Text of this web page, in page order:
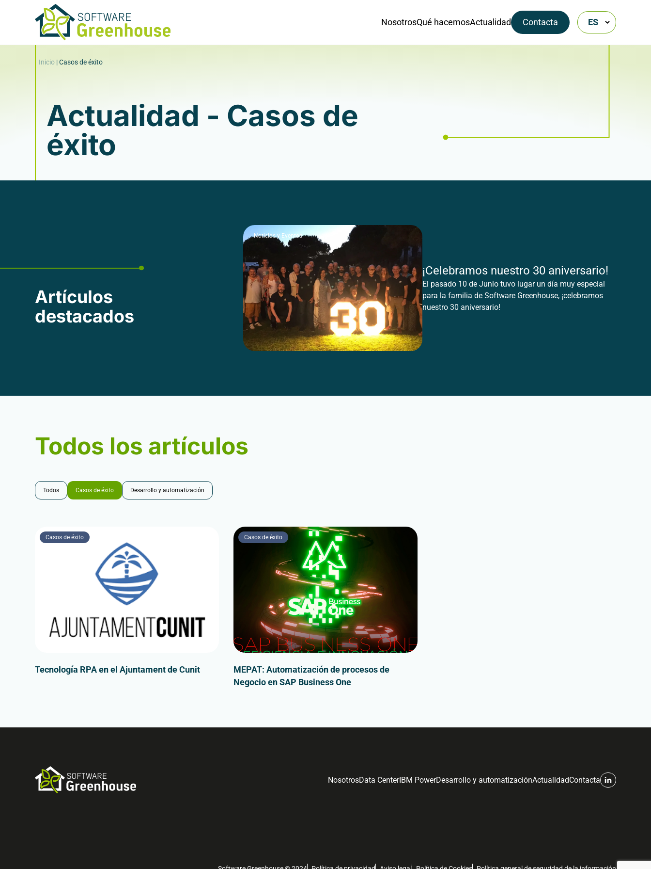
NosotrosQué hacemosActualidad Contacta ES
Inicio |Casos de éxito
Actualidad - Casos de
éxito
Artículos
destacados
Noticias y Eventos
¡Celebramos nuestro 30 aniversario!
El pasado 10 de Junio tuvo lugar un día muy especial
para la familia de Software Greenhouse, ¡celebramos
nuestro 30 aniversario!
Todos los artículos
Todos Casos de éxito Desarrollo y automatización
Casos de éxito
Tecnología RPA en el Ajuntament de Cunit
Casos de éxito
MEPAT: Automatización de procesos de
Negocio en SAP Business One
NosotrosData CenterIBM PowerDesarrollo y automatizaciónActualidadContacta